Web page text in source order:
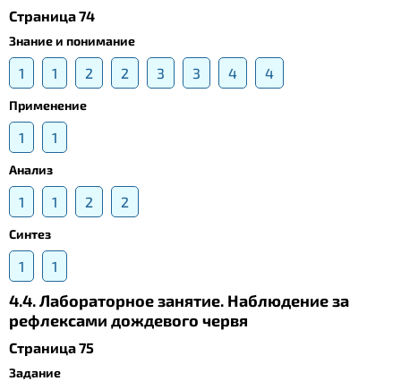
Страница 74
Знание и понимание
1 1 2 2 3 3 4 4
Применение
1 1
Анализ
1 1 2 2
Синтез
1 1
4.4. Лабораторное занятие. Наблюдение за
рефлексами дождевого червя
Страница 75
Задание